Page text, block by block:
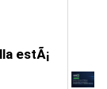
estÃ¡